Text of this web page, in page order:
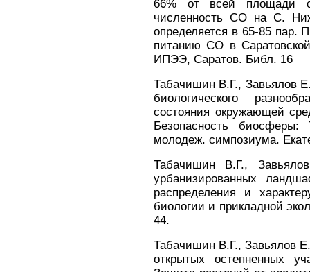
66% от всей площади
численность СО на С.
определяется в 65-85 пар.
питанию СО в
ИПЭЭ, Саратов. Библ. 16
Табачишин В.Г., Завьялов
биологического
состояния окружающей
Безопасность
молодеж. симпозиума.
Табачишин В.Г.,
урбанизированных
распределения и
биологии и прикладной
44.
Табачишин В.Г., Завьялов
открытых остепненных